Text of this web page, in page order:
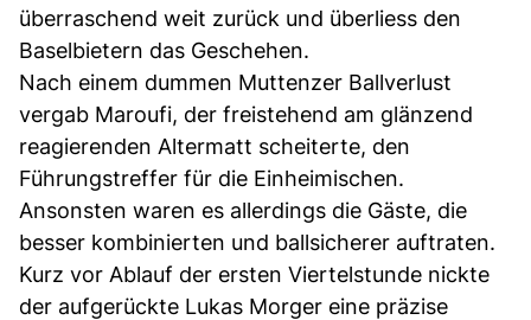
überraschend weit zurück und überliess den
Baselbietern das Geschehen.
Nach einem dummen Muttenzer Ballverlust
vergab Maroufi, der freistehend am glänzend
reagierenden Altermatt scheiterte, den
Führungstreffer für die Einheimischen.
Ansonsten waren es allerdings die Gäste, die
besser kombinierten und ballsicherer auftraten.
Kurz vor Ablauf der ersten Viertelstunde nickte
der aufgerückte Lukas Morger eine präzise